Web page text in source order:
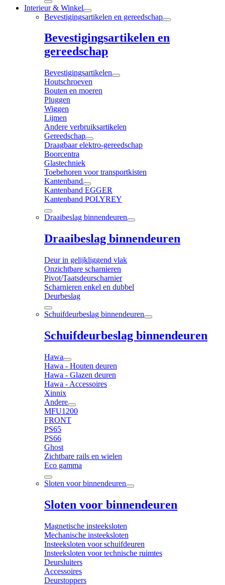
Interieur & Winkel
Bevestigingsartikelen en gereedschap
Bevestigingsartikelen en
gereedschap
Bevestigingsartikelen
Houtschroeven
Bouten en moeren
Pluggen
Wiggen
Lijmen
Andere verbruiksartikelen
Gereedschap
Draagbaar elektro-gereedschap
Boorcentra
Glastechniek
Toebehoren voor transportkisten
Kantenband
Kantenband EGGER
Kantenband POLYREY
Draaibeslag binnendeuren
Draaibeslag binnendeuren
Deur in gelijkliggend vlak
Onzichtbare scharnieren
Pivot/Taatsdeurscharnier
Scharnieren enkel en dubbel
Deurbeslag
Schuifdeurbeslag binnendeuren
Schuifdeurbeslag binnendeuren
Hawa
Hawa - Houten deuren
Hawa - Glazen deuren
Hawa - Accessoires
Xinnix
Andere
MFU1200
FRONT
PS65
PS66
Ghost
Zichtbare rails en wielen
Eco gamma
Sloten voor binnendeuren
Sloten voor binnendeuren
Magnetische insteeksloten
Mechanische insteeksloten
Insteeksloten voor schuifdeuren
Insteeksloten voor technische ruimtes
Deursluiters
Accessoires
Deurstoppers